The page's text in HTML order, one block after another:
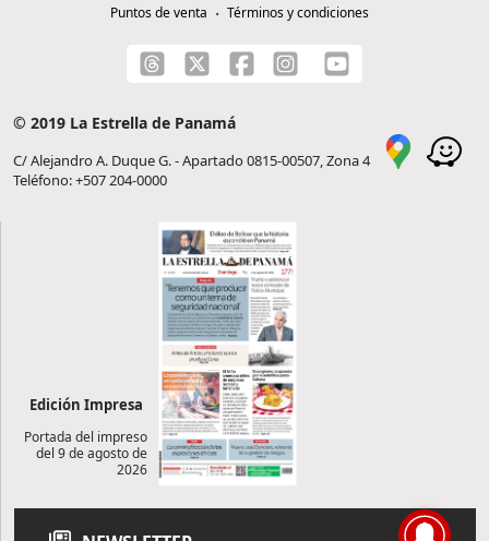
Puntos de venta
Términos y condiciones
© 2019 La Estrella de Panamá
C/ Alejandro A. Duque G. - Apartado 0815-00507, Zona 4
Teléfono: +507 204-0000
Edición Impresa
Portada del impreso
del 9 de agosto de
2026